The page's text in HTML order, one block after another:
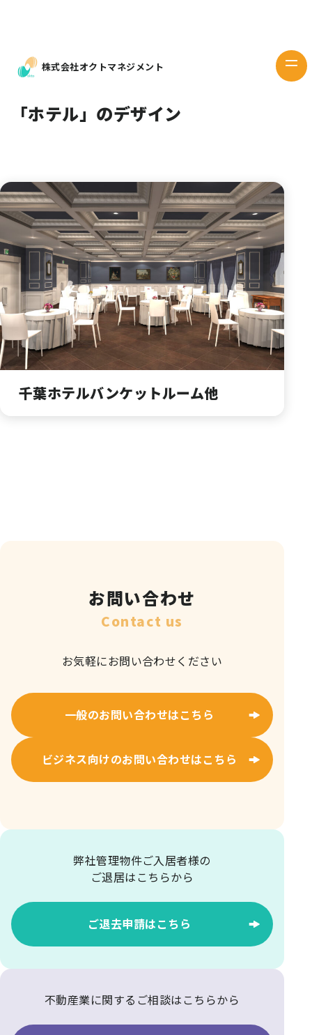
株式会社オクトマネジメント
企業情報
お問い
合わせ
「ホテル」のデザイン
千葉ホテルバンケットルーム他
お問い合わせ
Contact us
お気軽にお問い合わせください
一般のお問い合わせはこちら
ビジネス向けのお問い合わせはこちら
弊社管理物件ご入居者様の
ご退居はこちらから
ご退去申請はこちら
不動産業に関するご相談はこちらから